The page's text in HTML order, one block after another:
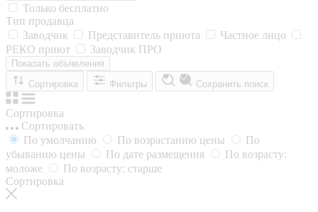
Только бесплатно
Тип продавца
Заводчик
Представитель приюта
Частное лицо
РЕКО приют
Заводчик ПРО
Показать объявления
Сортировка
Фильтры Сохранить поиск
Сортировка
Сортировать
По умолчанию
По возрастанию цены
По
убыванию цены
По дате размещения
По возрасту:
моложе
По возрасту: старше
Сортировка